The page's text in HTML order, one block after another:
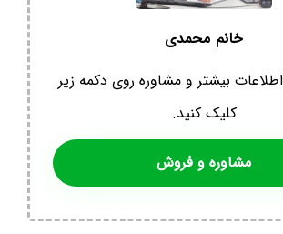
خانم محمدی
بیشتر و مشاوره روی دکمه زیر
کلیک کنید.
مشاوره و فروش